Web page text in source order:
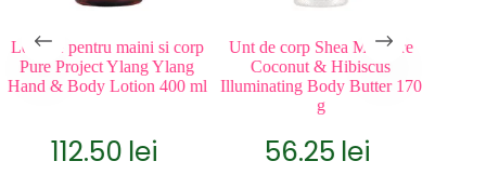
Lotiune pentru maini si corp
Pure Project Ylang Ylang
Hand & Body Lotion 400 ml
112.50 lei
Unt de corp Shea Moisture
Coconut & Hibiscus
Illuminating Body Butter 170
g
56.25 lei